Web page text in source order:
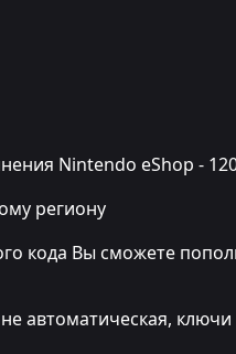
Nintendo eShop -
региону
кода Вы сможете
автоматическая,